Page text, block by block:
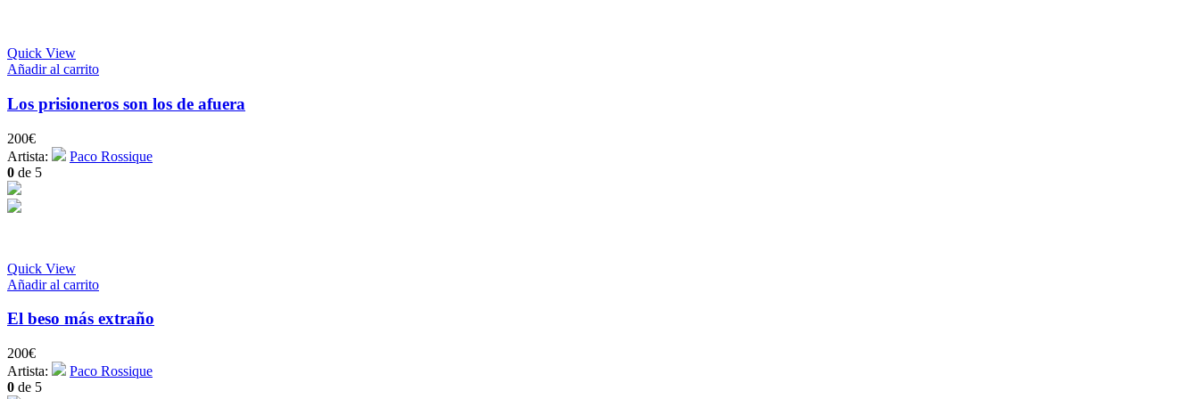
Quick View
Añadir al carrito
Los prisioneros son los de afuera
200€
Artista:
Paco Rossique
0 de 5
Quick View
Añadir al carrito
El beso más extraño
200€
Artista:
Paco Rossique
0 de 5